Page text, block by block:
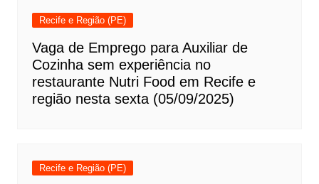
Recife e Região (PE)
Vaga de Emprego para Auxiliar de
Cozinha sem experiência no
restaurante Nutri Food em Recife e
região nesta sexta (05/09/2025)
Recife e Região (PE)